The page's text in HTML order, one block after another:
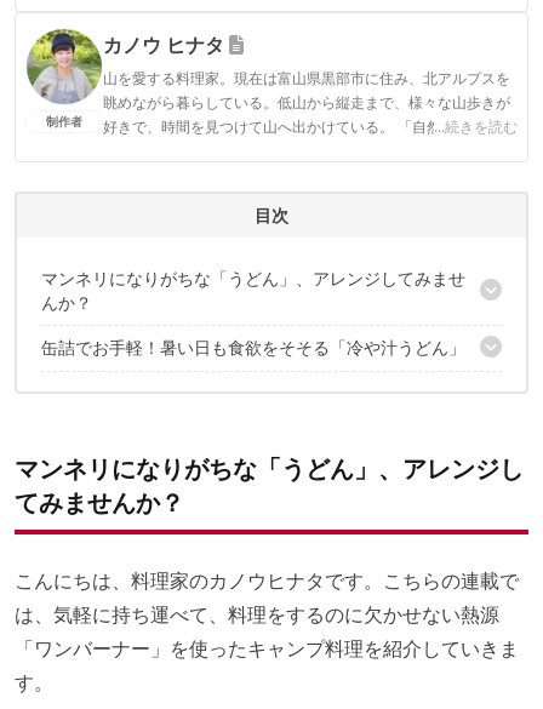
CAMP HACK編集部のプロフィール
制作者
カノウ ヒナタ
山を愛する料理家。現在は富山県黒部市に住み、北アルプスを
眺めながら暮らしている。低山から縦走まで、様々な山歩きが
好きで、時間を見つけて山へ出かけている。 「自然のなかで楽
...続きを読む
目次
マンネリになりがちな「うどん」、アレンジしてみませ
んか？
例年になく“おうち時間”が増えそうな今年の夏
缶詰でお手軽！暑い日も食欲をそそる「冷や汁うどん」
マンネリになりがちな「うどん」、アレンジし
てみませんか？
こんにちは、料理家のカノウヒナタです。こちらの連載で
は、気軽に持ち運べて、料理をするのに欠かせない熱源
「ワンバーナー」を使ったキャンプ料理を紹介していきま
す。